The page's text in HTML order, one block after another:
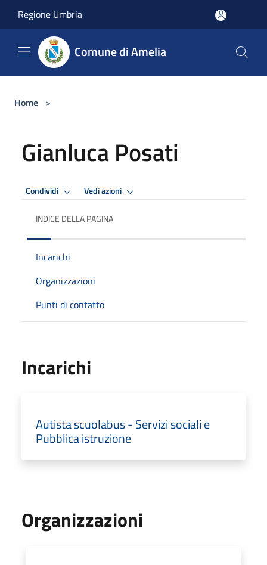
Regione Umbria
Comune di Amelia
Home >
Gianluca Posati
Condividi Vedi azioni
INDICE DELLA PAGINA
Incarichi
Organizzazioni
Punti di contatto
Incarichi
Autista scuolabus - Servizi sociali e
Pubblica istruzione
Organizzazioni